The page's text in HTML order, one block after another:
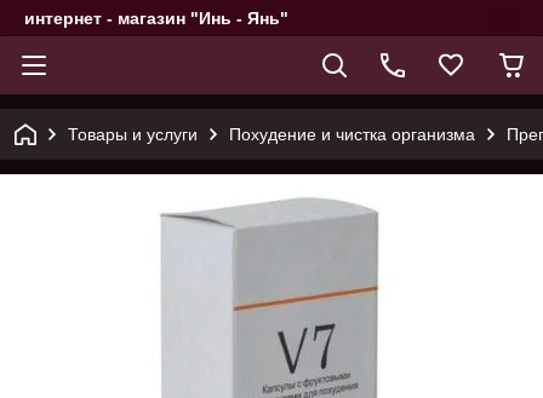
интернет - магазин "Инь - Янь"
Товары и услуги Похудение и чистка организма